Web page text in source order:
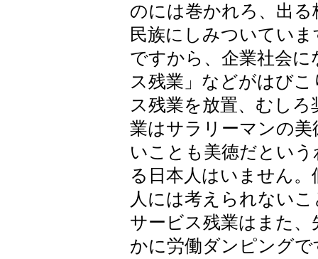
のには巻かれろ、出
民族にしみついていま
ですから、企業社会
ス残業」などがはび
ス残業を放置、むし
業はサラリーマンの
いことも美徳だとい
る日本人はいません
人には考えられない
サービス残業はまた
かに労働ダンピング